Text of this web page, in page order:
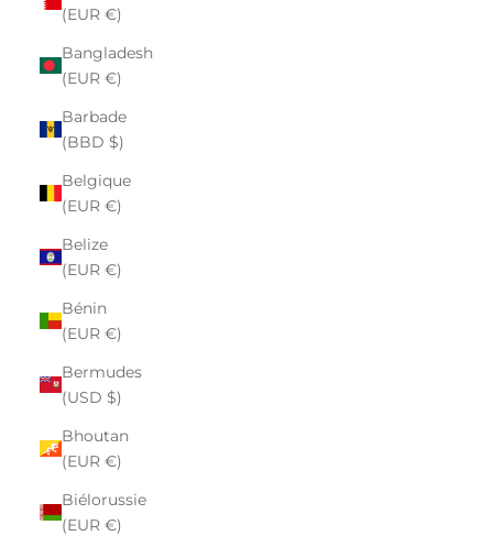
(EUR €)
Bangladesh
(EUR €)
Barbade
(BBD $)
Belgique
(EUR €)
Belize
(EUR €)
Bénin
(EUR €)
Bermudes
(USD $)
Bhoutan
(EUR €)
Biélorussie
(EUR €)